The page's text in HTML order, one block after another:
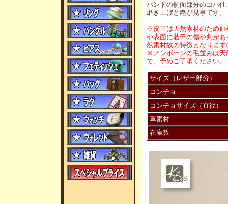
バンドの側面部分のコパ
磨き上げと艶が見事です。
※皮革は天然素材のため血
や表面に若干の傷や判が
然素材故の特徴となりま
※アンボーンの毛並みは天
で、予めご了承ください。
サイズ（レザー部分）
コンチョ
コンチョサイズ（直径）
革素材
在庫数